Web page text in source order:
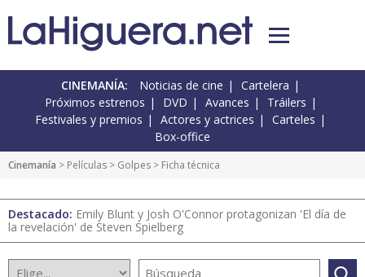
CINEMANÍA: Noticias de cine
Cartelera
Próximos estrenos
DVD Avances
Tráilers
Festivales y premios
Actores y actrices
Carteles
Box-office
Cinemanía > Películas > Golpes > Ficha técnica
Destacado: Emily Blunt y Josh O'Connor protagonizan 'El día de
la revelación' de Steven Spielberg